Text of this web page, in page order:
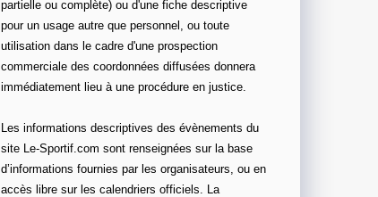
partielle ou complète) ou d'une fiche descriptive
pour un usage autre que personnel, ou toute
utilisation dans le cadre d'une prospection
commerciale des coordonnées diffusées donnera
immédiatement lieu à une procédure en justice.
Les informations descriptives des évènements du
site Le-Sportif.com sont renseignées sur la base
d’informations fournies par les organisateurs, ou en
accès libre sur les calendriers officiels. La